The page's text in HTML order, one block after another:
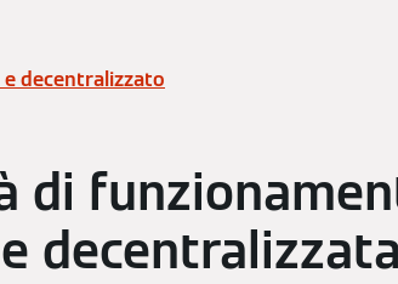
decentralizzato
di
decentralizzata